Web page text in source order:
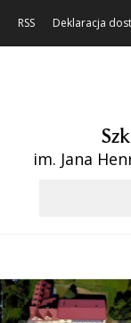
RSS Deklaracja
im. Jana